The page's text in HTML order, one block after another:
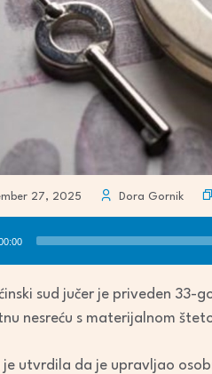
27, 2025 Dora Gornik
sud jučer je priveden 33-
nesreću s materijalnom
je utvrdila da je upravljao